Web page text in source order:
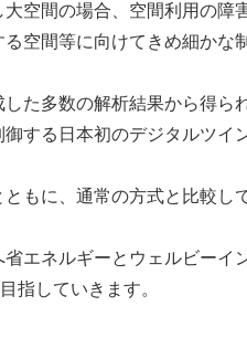
空間の場合、空間利用の障
空間等に向けてきめ細かな
た多数の解析結果から得ら
する日本初のデジタルツイ
もに、通常の方式と比較し
エネルギーとウェルビーイ
指していきます。